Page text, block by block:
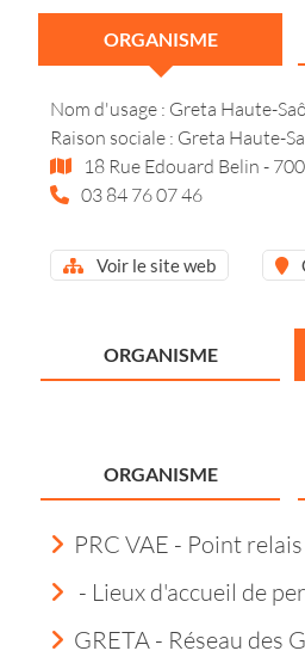
ORGANISME
Nom d'usage : Greta Haute-
Raison sociale : Greta Haute-
18 Rue Edouard Belin -
03 84 76 07 46
Voir le site web
ORGANISME
ORGANISME
PRC VAE - Point
- Lieux d'accueil de
GRETA - Réseau des